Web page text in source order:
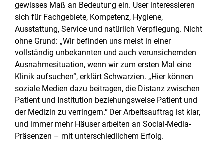
gewisses Maß an Bedeutung ein. User interessieren
sich für Fachgebiete, Kompetenz, Hygiene,
Ausstattung, Service und natürlich Verpflegung. Nicht
ohne Grund: „Wir befinden uns meist in einer
vollständig unbekannten und auch verunsichernden
Ausnahmesituation, wenn wir zum ersten Mal eine
Klinik aufsuchen“, erklärt Schwarzien. „Hier können
soziale Medien dazu beitragen, die Distanz zwischen
Patient und Institution beziehungsweise Patient und
der Medizin zu verringern.“ Der Arbeitsauftrag ist klar,
und immer mehr Häuser arbeiten an Social-Media-
Präsenzen – mit unterschiedlichem Erfolg.